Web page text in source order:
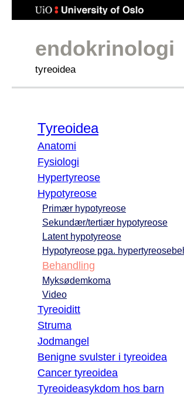
endokrinologi
tyreoidea
Tyreoidea
Anatomi
Fysiologi
Hypertyreose
Hypotyreose
Primær hypotyreose
Sekundær/tertiær hypotyreose
Latent hypotyreose
Hypotyreose pga.
Behandling
Myksødemkoma
Video
Tyreoiditt
Struma
Jodmangel
Benigne svulster i tyreoidea
Cancer tyreoidea
Tyreoideasykdom hos barn